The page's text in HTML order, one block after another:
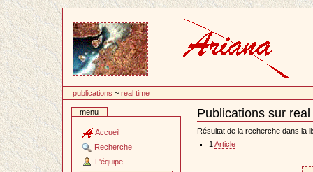
contenu
publications ~real time
menu
Accueil
Recherche
L'équipe
Publications sur
Document
Actions
Résultat de la recherche dans la
1 Article